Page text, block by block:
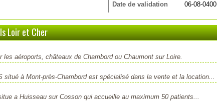
Date de validation
06-08-0400
Loir et Cher
aéroports, châteaux de Chambord ou Chaumont sur Loire.
situé à Mont-près-Chambord est spécialisé dans la vente et la location...
a Huisseau sur Cosson qui accueille au maximum 50 patients...